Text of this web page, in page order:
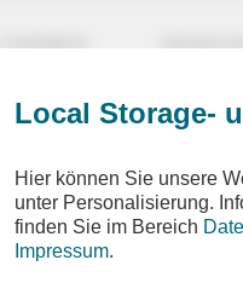
THEMEN
Local Storage-
Hier können Sie unsere
unter Personalisierung.
finden Sie im Bereich
Impressum.